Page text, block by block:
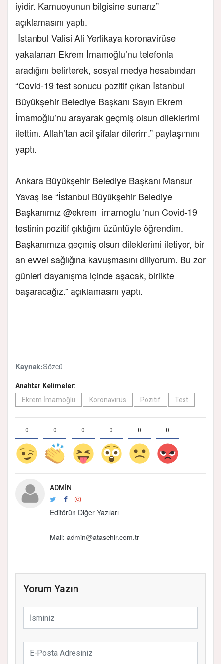
iyidir. Kamuoyunun bilgisine sunarız”
açıklamasını yaptı.
İstanbul Valisi Ali Yerlikaya koronavirüse
yakalanan Ekrem İmamoğlu’nu telefonla
aradığını belirterek, sosyal medya hesabından
“Covid-19 test sonucu pozitif çıkan İstanbul
Büyükşehir Belediye Başkanı Sayın Ekrem
İmamoğlu’nu arayarak geçmiş olsun dileklerimi
ilettim. Allah’tan acil şifalar dilerim.” paylaşımını
yaptı.
Ankara Büyükşehir Belediye Başkanı Mansur
Yavaş ise “İstanbul Büyükşehir Belediye
Başkanımız @ekrem_imamoglu ‘nun Covid-19
testinin pozitif çıktığını üzüntüyle öğrendim.
Başkanımıza geçmiş olsun dileklerimi iletiyor, bir
an evvel sağlığına kavuşmasını diliyorum. Bu zor
günleri dayanışma içinde aşacak, birlikte
başaracağız.” açıklamasını yaptı.
Kaynak:Sözcü
Anahtar Kelimeler:
Ekrem İmamoğlu
Koronavirüs Pozitif Test
0 0 0 0 0 0
ADMIN
Editörün Diğer Yazıları
Mail: admin@atasehir.com.tr
Yorum Yazın